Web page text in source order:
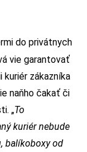
do privátnych
vie garantovať
zákazníka
naňho čakať či
„To
kuriér nebude
balíkoboxy od